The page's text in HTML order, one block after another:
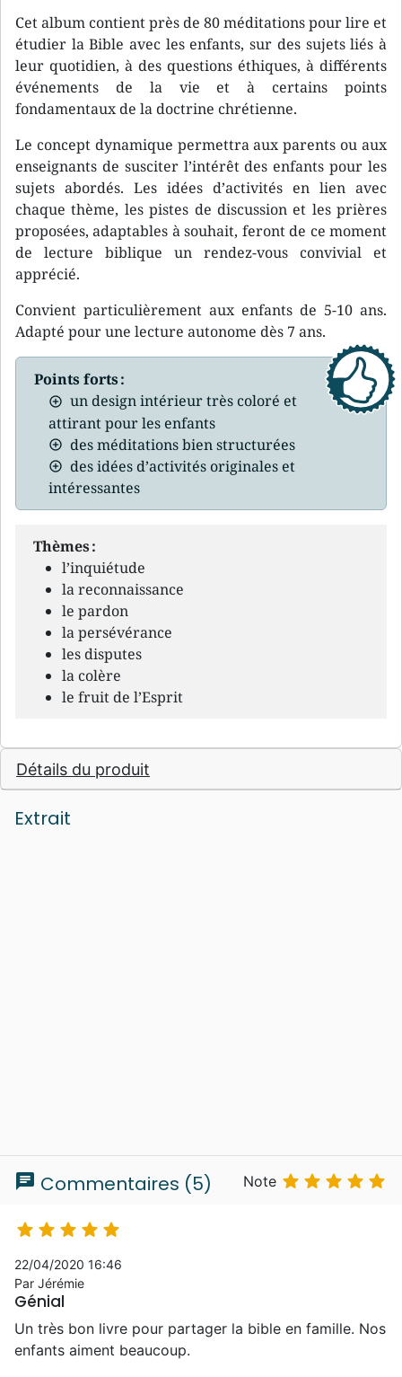
Cet album contient près de 80 méditations pour lire et
étudier la Bible avec les enfants, sur des sujets liés à
leur quotidien, à des questions éthiques, à différents
événements de la vie et à certains points
fondamentaux de la doctrine chrétienne.
Le concept dynamique permettra aux parents ou aux
enseignants de susciter l’intérêt des enfants pour les
sujets abordés. Les idées d’activités en lien avec
chaque thème, les pistes de discussion et les prières
proposées, adaptables à souhait, feront de ce moment
de lecture biblique un rendez-vous convivial et
apprécié.
Convient particulièrement aux enfants de 5-10 ans.
Adapté pour une lecture autonome dès 7 ans.
Points forts :
un design intérieur très coloré et
attirant pour les enfants
des méditations bien structurées
des idées d’activités originales et
intéressantes
Thèmes :
l’inquiétude
la reconnaissance
le pardon
la persévérance
les disputes
la colère
le fruit de l’Esprit
Détails du produit
Extrait
chat Commentaires (5) Note     
    
22/04/2020 16:46
Par Jérémie
Génial
Un très bon livre pour partager la bible en famille. Nos
enfants aiment beaucoup.